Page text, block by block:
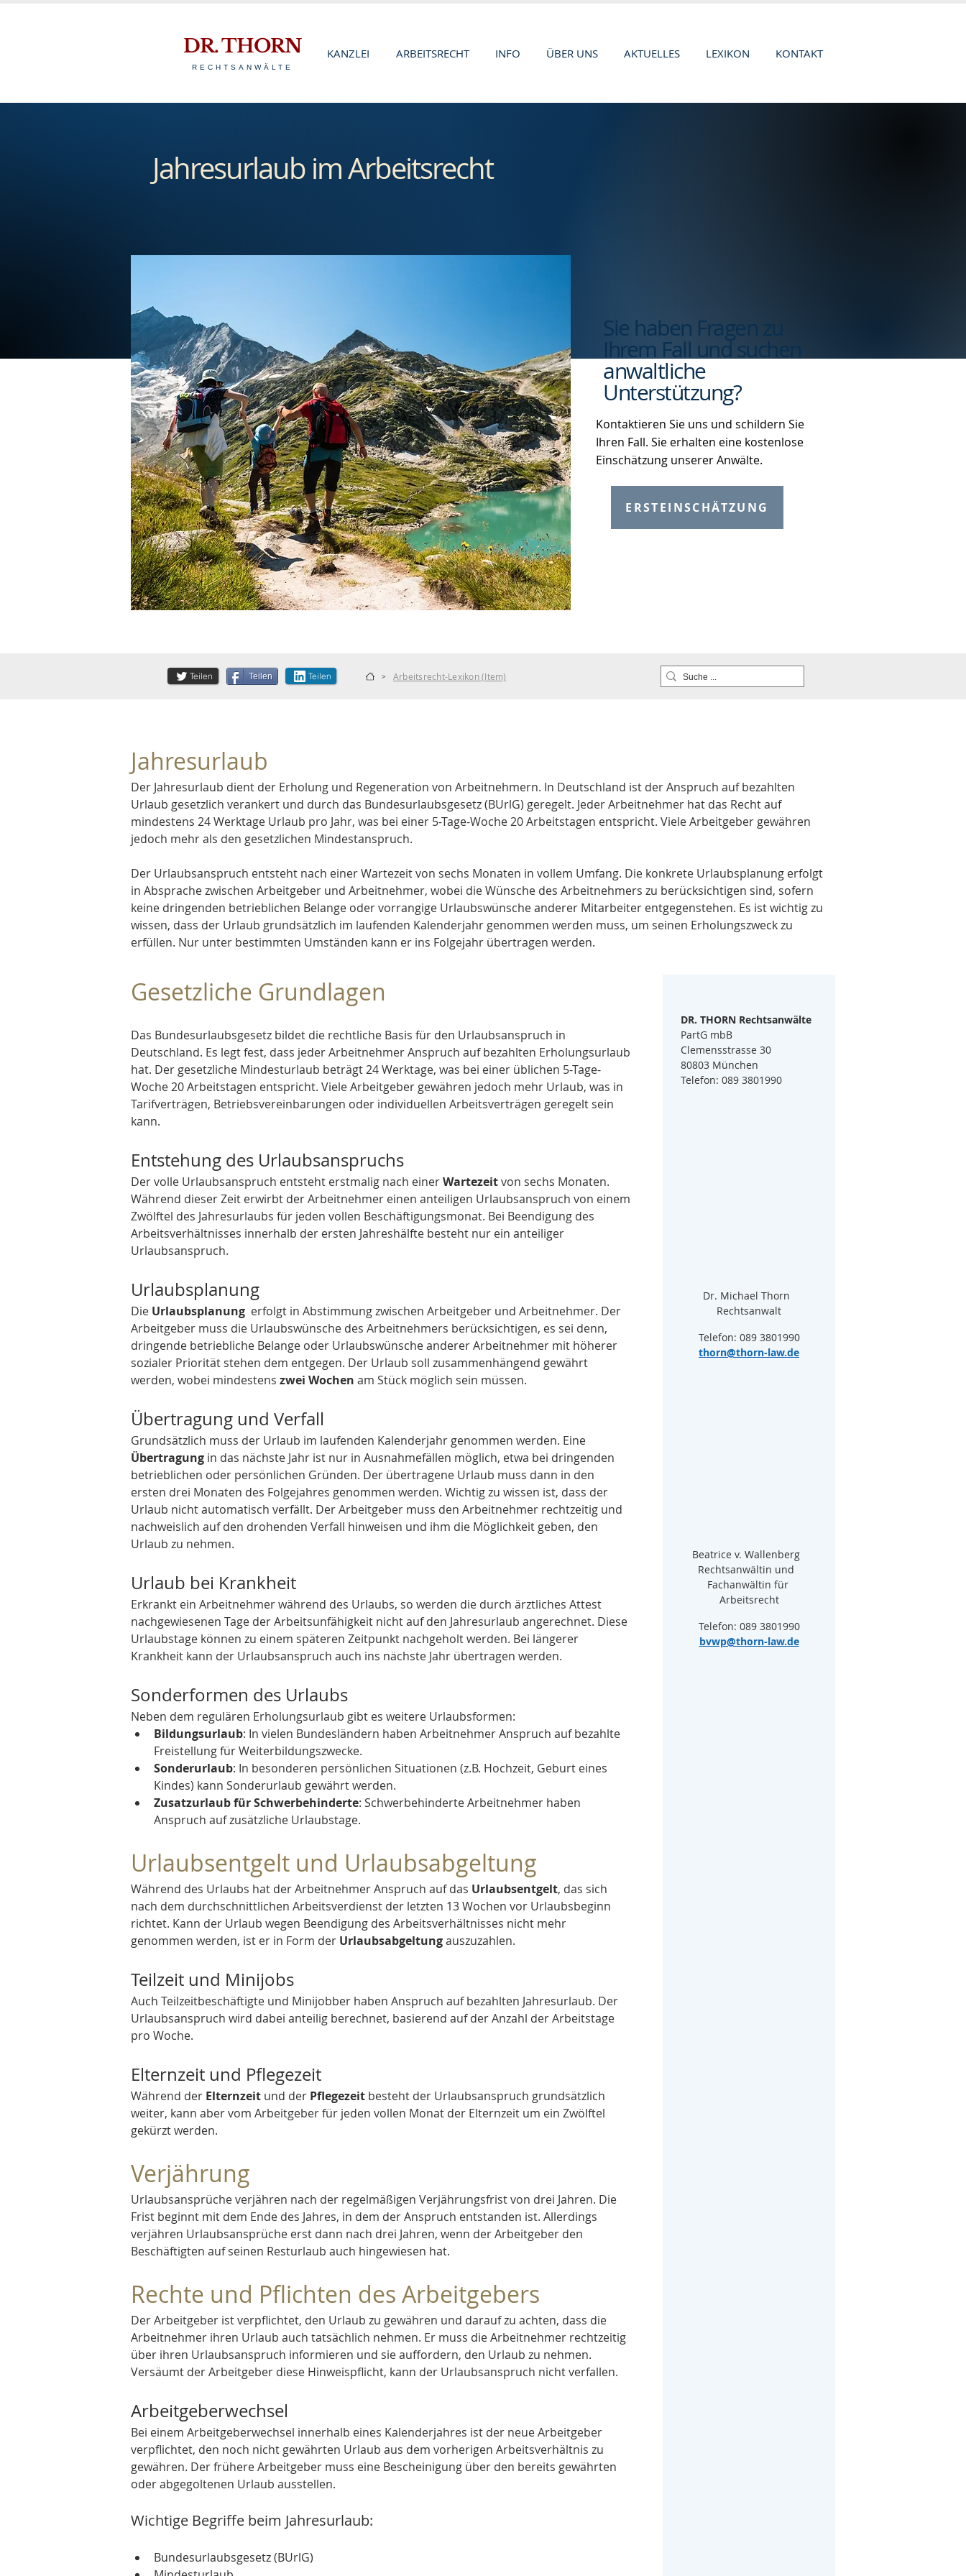
DR. THORN KANZLEI ARBEITSRECHT INFO ÜBER UNS AKTUELLES LEXIKON KONTAKT
RECHTSANWÄLTE
Jahresurlaub im Arbeitsrecht
Sie haben Fragen zu
Ihrem Fall und suchen
anwaltliche
Unterstützung?
Kontaktieren Sie uns und schildern Sie
Ihren Fall. Sie erhalten eine kostenlose
Einschätzung unserer Anwälte.
ERSTEINSCHÄTZUNG
Teilen Teilen Teilen > Arbeitsrecht-Lexikon (Item)
Jahresurlaub
Der Jahresurlaub dient der Erholung und Regeneration von Arbeitnehmern. In Deutschland ist der Anspruch auf bezahlten
Urlaub gesetzlich verankert und durch das Bundesurlaubsgesetz (BUrlG) geregelt. Jeder Arbeitnehmer hat das Recht auf
mindestens 24 Werktage Urlaub pro Jahr, was bei einer 5-Tage-Woche 20 Arbeitstagen entspricht. Viele Arbeitgeber gewähren
jedoch mehr als den gesetzlichen Mindestanspruch.
Der Urlaubsanspruch entsteht nach einer Wartezeit von sechs Monaten in vollem Umfang. Die konkrete Urlaubsplanung erfolgt
in Absprache zwischen Arbeitgeber und Arbeitnehmer, wobei die Wünsche des Arbeitnehmers zu berücksichtigen sind, sofern
keine dringenden betrieblichen Belange oder vorrangige Urlaubswünsche anderer Mitarbeiter entgegenstehen. Es ist wichtig zu
wissen, dass der Urlaub grundsätzlich im laufenden Kalenderjahr genommen werden muss, um seinen Erholungszweck zu
erfüllen. Nur unter bestimmten Umständen kann er ins Folgejahr übertragen werden.
Gesetzliche Grundlagen
Das Bundesurlaubsgesetz bildet die rechtliche Basis für den Urlaubsanspruch in
Deutschland. Es legt fest, dass jeder Arbeitnehmer Anspruch auf bezahlten Erholungsurlaub
hat. Der gesetzliche Mindesturlaub beträgt 24 Werktage, was bei einer üblichen 5-Tage-
Woche 20 Arbeitstagen entspricht. Viele Arbeitgeber gewähren jedoch mehr Urlaub, was in
Tarifverträgen, Betriebsvereinbarungen oder individuellen Arbeitsverträgen geregelt sein
kann.
Entstehung des Urlaubsanspruchs
Der volle Urlaubsanspruch entsteht erstmalig nach einer Wartezeit von sechs Monaten.
Während dieser Zeit erwirbt der Arbeitnehmer einen anteiligen Urlaubsanspruch von einem
Zwölftel des Jahresurlaubs für jeden vollen Beschäftigungsmonat. Bei Beendigung des
Arbeitsverhältnisses innerhalb der ersten Jahreshälfte besteht nur ein anteiliger
Urlaubsanspruch.
Urlaubsplanung
Die Urlaubsplanung erfolgt in Abstimmung zwischen Arbeitgeber und Arbeitnehmer. Der
Arbeitgeber muss die Urlaubswünsche des Arbeitnehmers berücksichtigen, es sei denn,
dringende betriebliche Belange oder Urlaubswünsche anderer Arbeitnehmer mit höherer
sozialer Priorität stehen dem entgegen. Der Urlaub soll zusammenhängend gewährt
werden, wobei mindestens zwei Wochen am Stück möglich sein müssen.
Übertragung und Verfall
Grundsätzlich muss der Urlaub im laufenden Kalenderjahr genommen werden. Eine
Übertragung in das nächste Jahr ist nur in Ausnahmefällen möglich, etwa bei dringenden
betrieblichen oder persönlichen Gründen. Der übertragene Urlaub muss dann in den
ersten drei Monaten des Folgejahres genommen werden. Wichtig zu wissen ist, dass der
Urlaub nicht automatisch verfällt. Der Arbeitgeber muss den Arbeitnehmer rechtzeitig und
nachweislich auf den drohenden Verfall hinweisen und ihm die Möglichkeit geben, den
Urlaub zu nehmen.
Urlaub bei Krankheit
Erkrankt ein Arbeitnehmer während des Urlaubs, so werden die durch ärztliches Attest
nachgewiesenen Tage der Arbeitsunfähigkeit nicht auf den Jahresurlaub angerechnet. Diese
Urlaubstage können zu einem späteren Zeitpunkt nachgeholt werden. Bei längerer
Krankheit kann der Urlaubsanspruch auch ins nächste Jahr übertragen werden.
Sonderformen des Urlaubs
Neben dem regulären Erholungsurlaub gibt es weitere Urlaubsformen:
Bildungsurlaub: In vielen Bundesländern haben Arbeitnehmer Anspruch auf bezahlte
Freistellung für Weiterbildungszwecke.
Sonderurlaub: In besonderen persönlichen Situationen (z.B. Hochzeit, Geburt eines
Kindes) kann Sonderurlaub gewährt werden.
Zusatzurlaub für Schwerbehinderte: Schwerbehinderte Arbeitnehmer haben
Anspruch auf zusätzliche Urlaubstage.
Urlaubsentgelt und Urlaubsabgeltung
Während des Urlaubs hat der Arbeitnehmer Anspruch auf das Urlaubsentgelt, das sich
nach dem durchschnittlichen Arbeitsverdienst der letzten 13 Wochen vor Urlaubsbeginn
richtet. Kann der Urlaub wegen Beendigung des Arbeitsverhältnisses nicht mehr
genommen werden, ist er in Form der Urlaubsabgeltung auszuzahlen.
Teilzeit und Minijobs
Auch Teilzeitbeschäftigte und Minijobber haben Anspruch auf bezahlten Jahresurlaub. Der
Urlaubsanspruch wird dabei anteilig berechnet, basierend auf der Anzahl der Arbeitstage
pro Woche.
Elternzeit und Pflegezeit
Während der Elternzeit und der Pflegezeit besteht der Urlaubsanspruch grundsätzlich
weiter, kann aber vom Arbeitgeber für jeden vollen Monat der Elternzeit um ein Zwölftel
gekürzt werden.
Verjährung
Urlaubsansprüche verjähren nach der regelmäßigen Verjährungsfrist von drei Jahren. Die
Frist beginnt mit dem Ende des Jahres, in dem der Anspruch entstanden ist. Allerdings
verjähren Urlaubsansprüche erst dann nach drei Jahren, wenn der Arbeitgeber den
Beschäftigten auf seinen Resturlaub auch hingewiesen hat.
Rechte und Pflichten des Arbeitgebers
Der Arbeitgeber ist verpflichtet, den Urlaub zu gewähren und darauf zu achten, dass die
Arbeitnehmer ihren Urlaub auch tatsächlich nehmen. Er muss die Arbeitnehmer rechtzeitig
über ihren Urlaubsanspruch informieren und sie auffordern, den Urlaub zu nehmen.
Versäumt der Arbeitgeber diese Hinweispflicht, kann der Urlaubsanspruch nicht verfallen.
Arbeitgeberwechsel
Bei einem Arbeitgeberwechsel innerhalb eines Kalenderjahres ist der neue Arbeitgeber
verpflichtet, den noch nicht gewährten Urlaub aus dem vorherigen Arbeitsverhältnis zu
gewähren. Der frühere Arbeitgeber muss eine Bescheinigung über den bereits gewährten
oder abgegoltenen Urlaub ausstellen.
Wichtige Begriffe beim Jahresurlaub:
Bundesurlaubsgesetz (BUrlG)
DR. THORN Rechtsanwälte
PartG mbB
Clemensstrasse 30
80803 München
Telefon: 089 3801990
Dr. Michael Thorn
Rechtsanwalt
Telefon: 089 3801990
thorn@thorn-law.de
Beatrice v. Wallenberg
Rechtsanwältin und
Fachanwältin für
Arbeitsrecht
Telefon: 089 3801990
bvwp@thorn-law.de